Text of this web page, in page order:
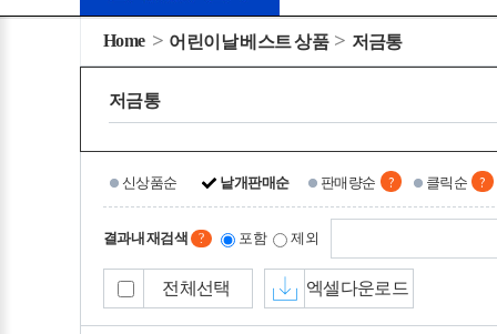
Home 어린이날 베스트 상품 저금통
저금통
신상품순 낱개판매순 판매량순 ? 클릭순 ?
결과내 재검색 ? 포함 제외
전체선택 엑셀다운로드